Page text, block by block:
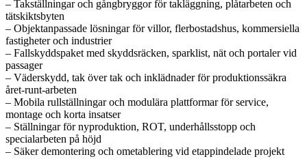
– Takställningar och gångbryggor för takläggning, plåtarbeten och
tätskiktsbyten
– Objektanpassade lösningar för villor, flerbostadshus, kommersiella
fastigheter och industrier
– Fallskyddspaket med skyddsräcken, sparklist, nät och portaler vid
passager
– Väderskydd, tak över tak och inklädnader för produktionssäkra
året-runt-arbeten
– Mobila rullställningar och modulära plattformar för service,
montage och korta insatser
– Ställningar för nyproduktion, ROT, underhållsstopp och
specialarbeten på höjd
– Säker demontering och ometablering vid etappindelade projekt